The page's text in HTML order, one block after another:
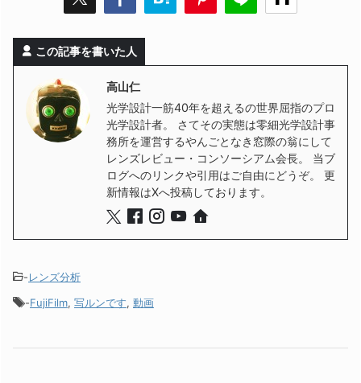
この記事を書いた人
高山仁
光学設計一筋40年を超えるの世界屈指のプロ
光学設計者。 さてその実態は零細光学設計事
務所を運営するやんごとなき窓際の翁にして
レンズレビュー・コンソーシアム会長。 当ブ
ログへのリンクや引用はご自由にどうぞ。 更
新情報はXへ投稿しております。
-レンズ分析
-FujiFilm, 写ルンです, 動画